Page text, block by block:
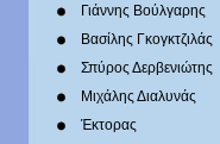
Γιάννης Βούλγαρης
Βασίλης Γκογκτζιλάς
Σπύρος Δερβενιώτης
Mιχάλης Διαλυνάς
Έκτορας